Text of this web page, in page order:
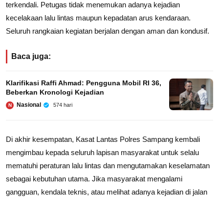
terkendali. Petugas tidak menemukan adanya kejadian
kecelakaan lalu lintas maupun kepadatan arus kendaraan.
Seluruh rangkaian kegiatan berjalan dengan aman dan kondusif.
Baca juga:
Klarifikasi Raffi Ahmad: Pengguna Mobil RI 36,
Beberkan Kronologi Kejadian
N Nasional 574 hari
Di akhir kesempatan, Kasat Lantas Polres Sampang kembali
mengimbau kepada seluruh lapisan masyarakat untuk selalu
mematuhi peraturan lalu lintas dan mengutamakan keselamatan
sebagai kebutuhan utama. Jika masyarakat mengalami
gangguan, kendala teknis, atau melihat adanya kejadian di jalan